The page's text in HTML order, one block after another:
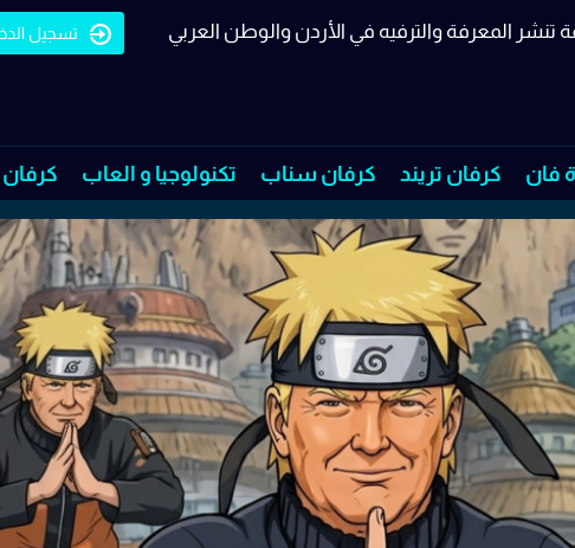
تنشر المعرفة والترفيه في الأردن والوطن العربي تسجيل
فان كرفان تريند كرفان سناب تكنولوجيا و العاب كرفان